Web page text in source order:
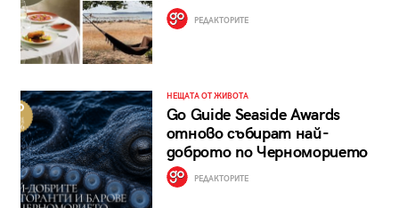
РЕДАКТОРИТЕ
НЕЩАТА ОТ ЖИВОТА
Go Guide Seaside Awards
отново събират най-
доброто по Черноморието
РЕДАКТОРИТЕ